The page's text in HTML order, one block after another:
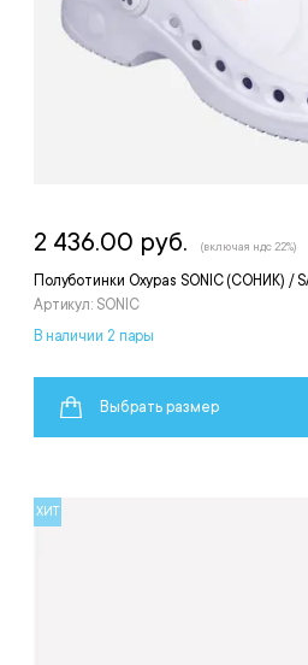
Полуботинки Oxypas SONIC (СОНИК) /
Артикул: SONIC
2 436.00 руб. (включая ндс 22%)
В наличии 2 пары
Выбрать размер
ХИТ